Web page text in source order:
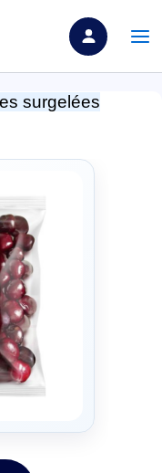
surgelées